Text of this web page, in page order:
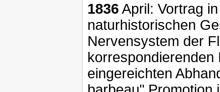
1836 April: Vortrag
naturhistorischen
Nervensystem der
korrespondierenden
eingereichten